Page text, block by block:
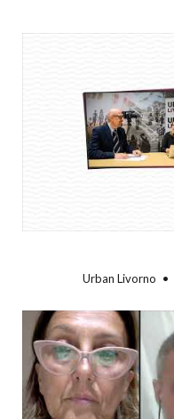
Urban Livorno